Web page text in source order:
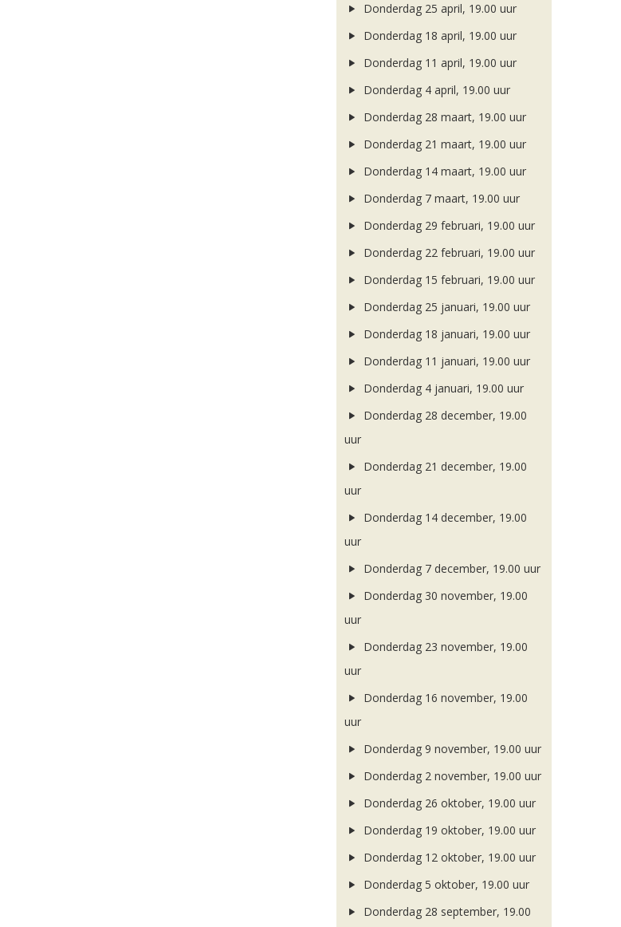
Donderdag 25 april, 19.00 uur
Donderdag 18 april, 19.00 uur
Donderdag 11 april, 19.00 uur
Donderdag 4 april, 19.00 uur
Donderdag 28 maart, 19.00 uur
Donderdag 21 maart, 19.00 uur
Donderdag 14 maart, 19.00 uur
Donderdag 7 maart, 19.00 uur
Donderdag 29 februari, 19.00 uur
Donderdag 22 februari, 19.00 uur
Donderdag 15 februari, 19.00 uur
Donderdag 25 januari, 19.00 uur
Donderdag 18 januari, 19.00 uur
Donderdag 11 januari, 19.00 uur
Donderdag 4 januari, 19.00 uur
Donderdag 28 december, 19.00
uur
Donderdag 21 december, 19.00
uur
Donderdag 14 december, 19.00
uur
Donderdag 7 december, 19.00 uur
Donderdag 30 november, 19.00
uur
Donderdag 23 november, 19.00
uur
Donderdag 16 november, 19.00
uur
Donderdag 9 november, 19.00 uur
Donderdag 2 november, 19.00 uur
Donderdag 26 oktober, 19.00 uur
Donderdag 19 oktober, 19.00 uur
Donderdag 12 oktober, 19.00 uur
Donderdag 5 oktober, 19.00 uur
Donderdag 28 september, 19.00